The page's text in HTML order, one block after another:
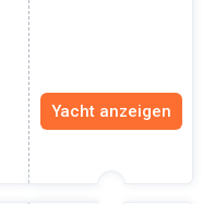
Yacht anzeigen